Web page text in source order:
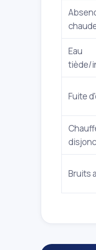
Eau
tiède/
Fuite
Bruits